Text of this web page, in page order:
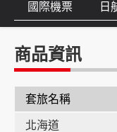
國際機票 日
商品資訊
套旅名稱
北海道